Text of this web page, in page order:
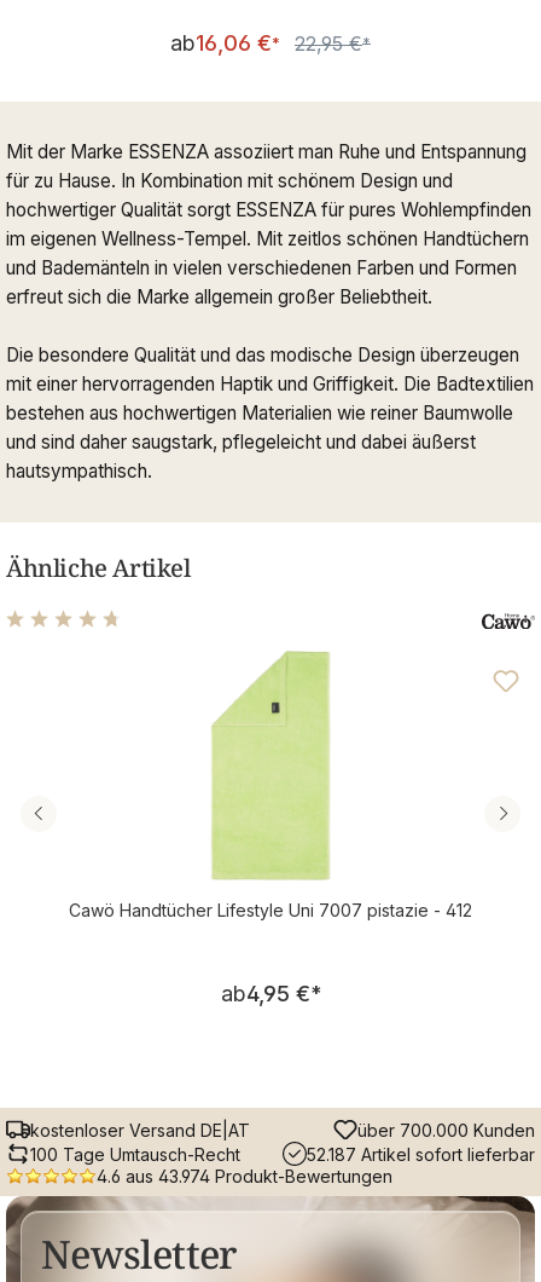
Verkaufspreis:
ab16,06 €* Regulärer Preis:
22,95 €*
Mit der Marke ESSENZA assoziiert man Ruhe und Entspannung
für zu Hause. In Kombination mit schönem Design und
hochwertiger Qualität sorgt ESSENZA für pures Wohlempfinden
im eigenen Wellness-Tempel. Mit zeitlos schönen Handtüchern
und Bademänteln in vielen verschiedenen Farben und Formen
erfreut sich die Marke allgemein großer Beliebtheit.
Die besondere Qualität und das modische Design überzeugen
mit einer hervorragenden Haptik und Griffigkeit. Die Badtextilien
bestehen aus hochwertigen Materialien wie reiner Baumwolle
und sind daher saugstark, pflegeleicht und dabei äußerst
hautsympathisch.
Ähnliche Artikel
Durchschnittliche Bewertung von 4.69 von 5 Sternen
Cawö Handtücher Lifestyle Uni 7007 pistazie - 412
Regulärer Preis:
ab4,95 €*
kostenloser Versand DE|AT
über 700.000 Kunden
100 Tage Umtausch-Recht
52.187 Artikel sofort lieferbar
4.6 aus 43.974 Produkt-Bewertungen
Newsletter